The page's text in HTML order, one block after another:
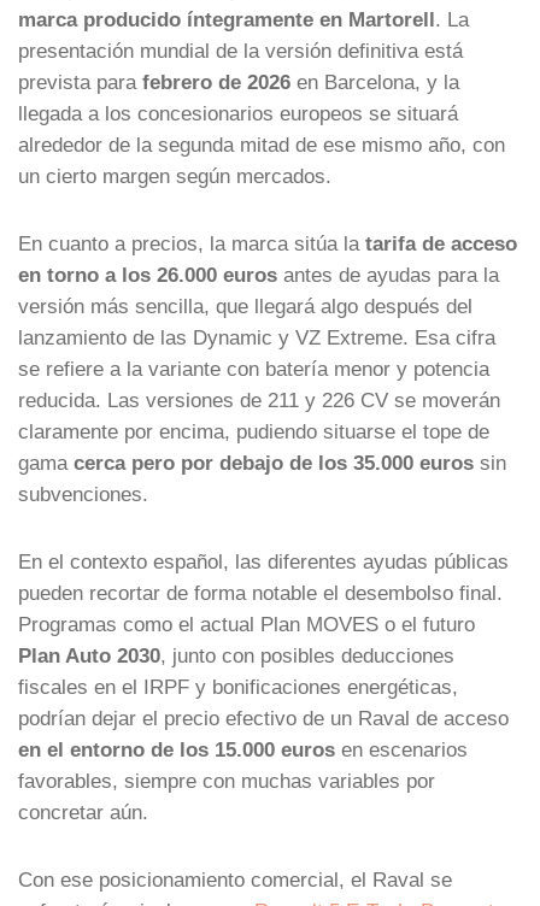
marca producido íntegramente en Martorell. La
presentación mundial de la versión definitiva está
prevista para febrero de 2026 en Barcelona, y la
llegada a los concesionarios europeos se situará
alrededor de la segunda mitad de ese mismo año, con
un cierto margen según mercados.
En cuanto a precios, la marca sitúa la tarifa de acceso
en torno a los 26.000 euros antes de ayudas para la
versión más sencilla, que llegará algo después del
lanzamiento de las Dynamic y VZ Extreme. Esa cifra
se refiere a la variante con batería menor y potencia
reducida. Las versiones de 211 y 226 CV se moverán
claramente por encima, pudiendo situarse el tope de
gama cerca pero por debajo de los 35.000 euros sin
subvenciones.
En el contexto español, las diferentes ayudas públicas
pueden recortar de forma notable el desembolso final.
Programas como el actual Plan MOVES o el futuro
Plan Auto 2030, junto con posibles deducciones
fiscales en el IRPF y bonificaciones energéticas,
podrían dejar el precio efectivo de un Raval de acceso
en el entorno de los 15.000 euros en escenarios
favorables, siempre con muchas variables por
concretar aún.
Con ese posicionamiento comercial, el Raval se